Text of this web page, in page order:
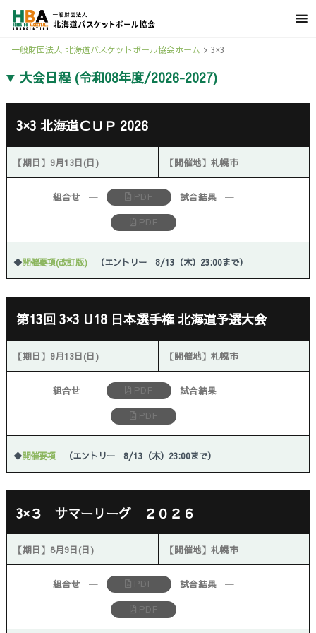
一般財団法人 北海道バスケットボール協会ホーム > 3×3
大会日程 (令和08年度/2026-2027)
3×3 北海道ＣＵＰ 2026
【期日】9月13日(日) 【開催地】札幌市
組合せ ─ PDF 試合結果 ─
PDF
◆開催要項(改訂版) （エントリー 8/13（木）23:00まで）
第13回 3×3 U18 日本選手権 北海道予選大会
【期日】9月13日(日) 【開催地】札幌市
組合せ ─ PDF 試合結果 ─
PDF
◆開催要項 （エントリー 8/13（木）23:00まで）
3×３ サマーリーグ ２０２６
【期日】8月9日(日) 【開催地】札幌市
組合せ ─ PDF 試合結果 ─
PDF